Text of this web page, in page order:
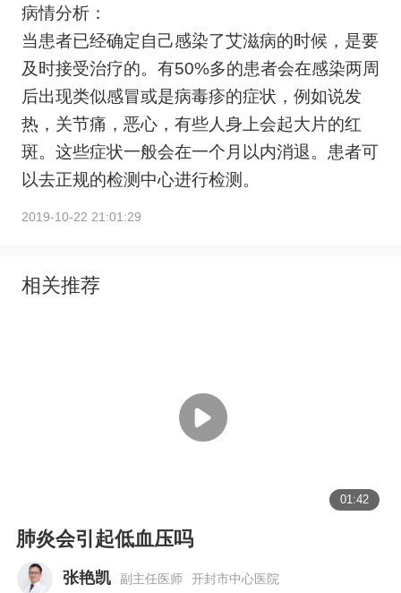
病情分析：
当患者已经确定自己感染了艾滋病的时候，是要
及时接受治疗的。有50%多的患者会在感染两周
后出现类似感冒或是病毒疹的症状，例如说发
热，关节痛，恶心，有些人身上会起大片的红
斑。这些症状一般会在一个月以内消退。患者可
以去正规的检测中心进行检测。
2019-10-22 21:01:29
相关推荐
01:42
肺炎会引起低血压吗
张艳凯 副主任医师 开封市中心医院